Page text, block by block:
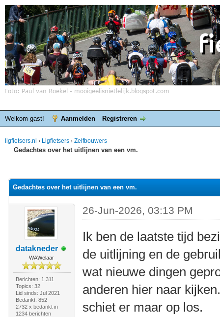
Welkom gast! Aanmelden Registreren
ligfietsers.nl › Ligfietsers › Zelfbouwers
Gedachtes over het uitlijnen van een vm.
Gedachtes over het uitlijnen van een vm.
datakneder
WAWelaar
Berichten: 1.311
Topics: 32
Lid sinds: Jul 2021
Bedankt: 852
2732 x bedankt in
1234 berichten
26-Jun-2026, 03:13 PM
Ik ben de laatste tijd
de uitlijning en de
wat nieuwe dingen
anderen hier naar
schiet er maar op los.